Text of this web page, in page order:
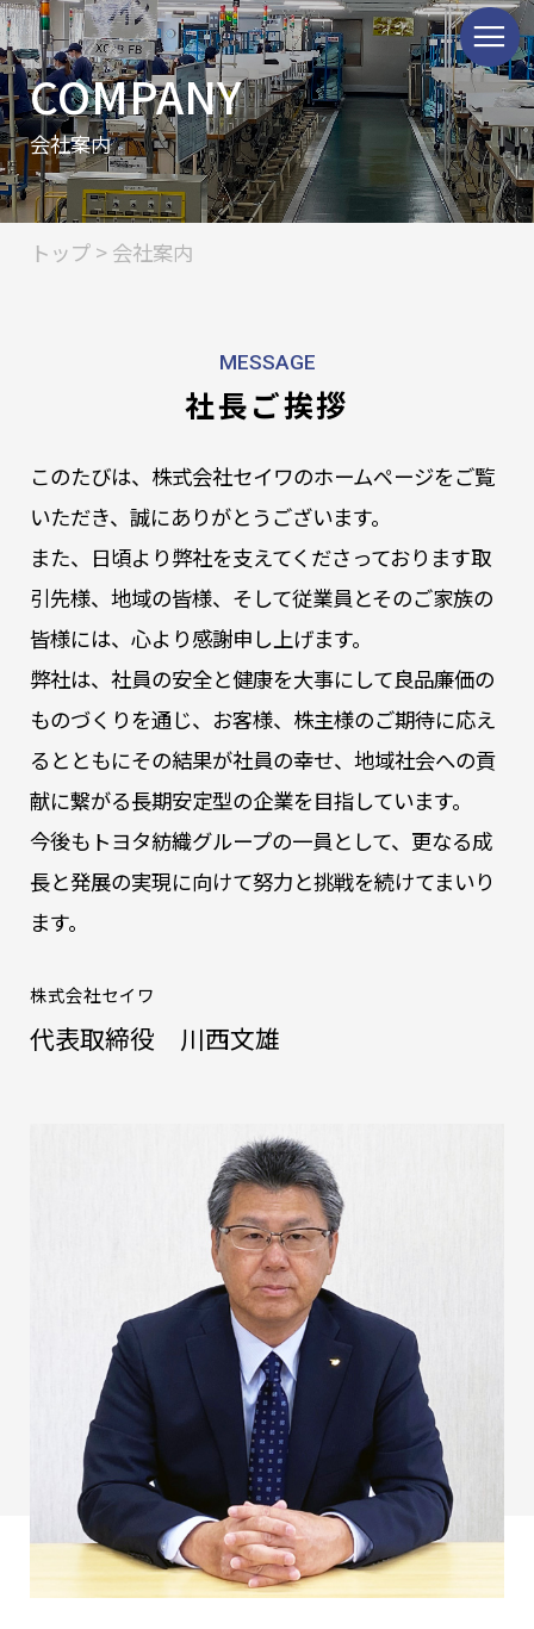
≡
COMPANY
会社案内
トップ> 会社案内
MESSAGE
社長ご挨拶
このたびは、株式会社セイワのホームページをご覧
いただき、誠にありがとうございます。
また、日頃より弊社を支えてくださっております取
引先様、地域の皆様、そして従業員とそのご家族の
皆様には、心より感謝申し上げます。
弊社は、社員の安全と健康を大事にして良品廉価の
ものづくりを通じ、お客様、株主様のご期待に応え
るとともにその結果が社員の幸せ、地域社会への貢
献に繋がる長期安定型の企業を目指しています。
今後もトヨタ紡織グループの一員として、更なる成
長と発展の実現に向けて努力と挑戦を続けてまいり
ます。
株式会社セイワ
代表取締役 川西文雄